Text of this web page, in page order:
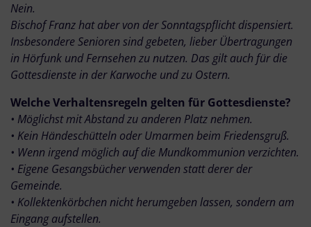
Nein.
Bischof Franz hat aber von der Sonntagspflicht dispensiert.
Insbesondere Senioren sind gebeten, lieber Übertragungen
in Hörfunk und Fernsehen zu nutzen. Das gilt auch für die
Gottesdienste in der Karwoche und zu Ostern.
Welche Verhaltensregeln gelten für Gottesdienste?
• Möglichst mit Abstand zu anderen Platz nehmen.
• Kein Händeschütteln oder Umarmen beim Friedensgruß.
• Wenn irgend möglich auf die Mundkommunion verzichten.
• Eigene Gesangsbücher verwenden statt derer der
Gemeinde.
• Kollektenkörbchen nicht herumgeben lassen, sondern am
Eingang aufstellen.